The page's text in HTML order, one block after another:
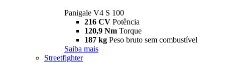
Panigale V4 S 100
216 CV Potência
120,9 Nm Torque
187 kg Peso bruto sem combustível
Saiba mais
Streetfighter